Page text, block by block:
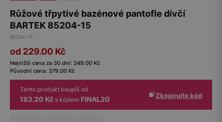
Růžové třpytivé bazénové pantofle dívčí
BARTEK 85204-15
85204-15
od 229.00 Kč
Nejnižší cena za 30 dní: 349.00 Kč
Původní cena: 379.00 Kč
Tento produkt koupíš od
183.20 Kč s kódem FINAL20 Zkopírujte kód